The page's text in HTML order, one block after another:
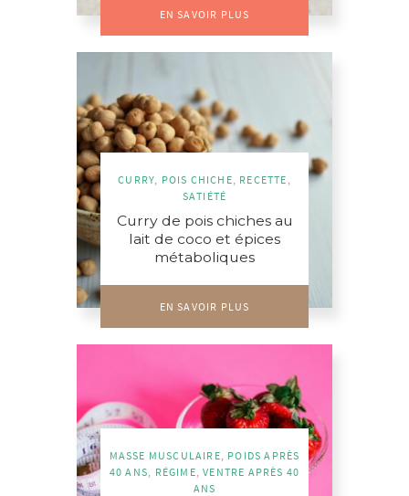
EN SAVOIR PLUS
CURRY POIS CHICHE RECETTE
SATIÉTÉ
Curry de pois chiches au
lait de coco et épices
métaboliques
EN SAVOIR PLUS
MASSE MUSCULAIRE POIDS APRÈS
40 ANS
RÉGIME ,VENTRE APRÈS 40
ANS